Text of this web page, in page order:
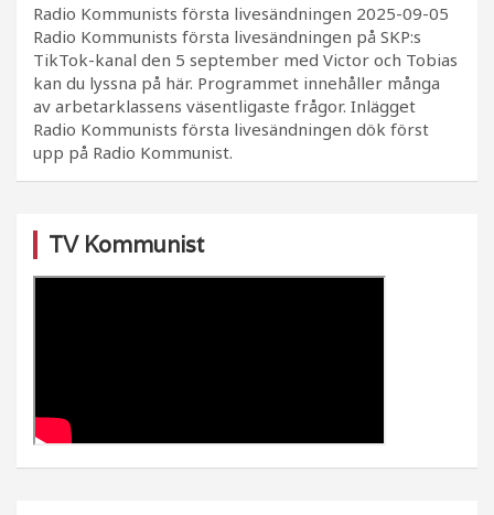
Radio Kommunists första livesändningen 2025-09-05
Radio Kommunists första livesändningen på SKP:s
TikTok-kanal den 5 september med Victor och Tobias
kan du lyssna på här. Programmet innehåller många
av arbetarklassens väsentligaste frågor. Inlägget
Radio Kommunists första livesändningen dök först
upp på Radio Kommunist.
TV Kommunist